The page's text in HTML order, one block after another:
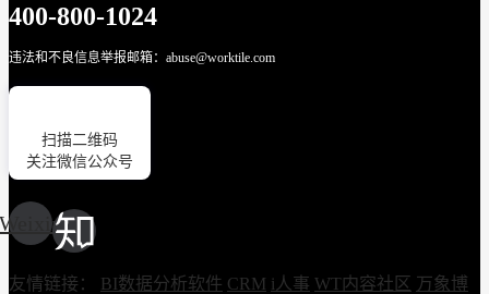
400-800-1024
违法和不良信息举报邮箱：abuse@worktile.com
扫描二维码
关注微信公众号
Weixin
友情链接： BI数据分析软件 CRM i人事 WT内容社区 万象博